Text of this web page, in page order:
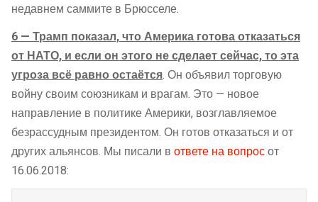
недавнем саммите в Брюсселе.
6 — Трамп показал, что Америка готова отказаться
от НАТО, и если он этого не сделает сейчас, то эта
угроза всё равно остаётся. Он объявил торговую
войну своим союзникам и врагам. Это — новое
направление в политике Америки, возглавляемое
безрассудным президентом. Он готов отказаться и от
других альянсов. Мы писали в ответе на вопросот
16.06.2018: